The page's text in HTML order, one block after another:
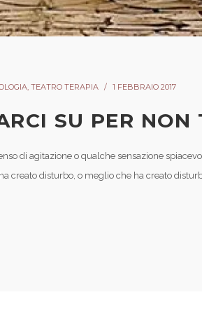
, TEATRO TERAPIA 1 FEBBRAIO 2017
SU PER NON
di agitazione o qualche sensazione
creato disturbo, o meglio che ha creato